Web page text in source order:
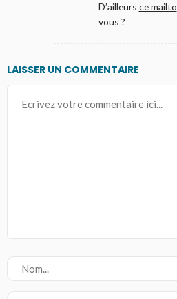
D’ailleurs ce mailto
vous ?
LAISSER UN COMMENTAIRE